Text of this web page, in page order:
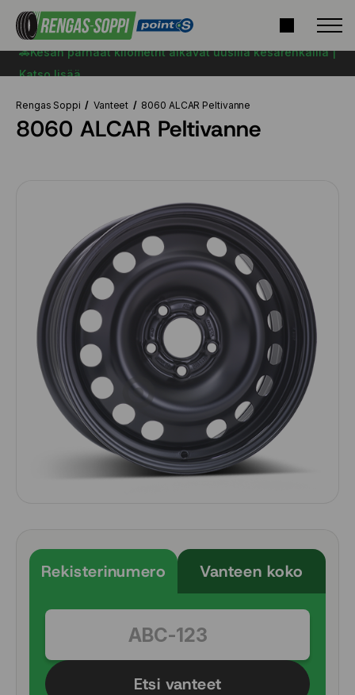
🚗Kesän parhaat kilometrit alkavat uusilla kesärenkailla |
Katso lisää
Rengas Soppi Vanteet 8060 ALCAR Peltivanne
8060 ALCAR Peltivanne
Rekisterinumero Vanteen koko
Etsi vanteet